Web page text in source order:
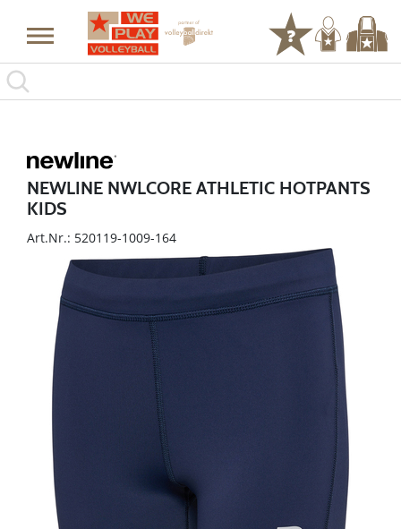
NEWLINE NWLCORE ATHLETIC HOTPANTS
KIDS
Art.Nr.: 520119-1009-164